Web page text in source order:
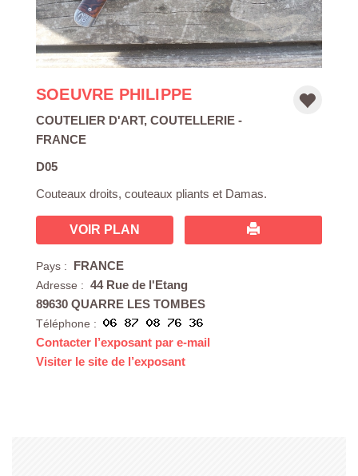
SOEUVRE PHILIPPE
COUTELIER D'ART, COUTELLERIE -
FRANCE
D05
Couteaux droits, couteaux pliants et Damas.
VOIR PLAN
Pays : FRANCE
Adresse : 44 Rue de l'Etang
89630 QUARRE LES TOMBES
Téléphone :
Contacter l’exposant par e-mail
Visiter le site de l’exposant